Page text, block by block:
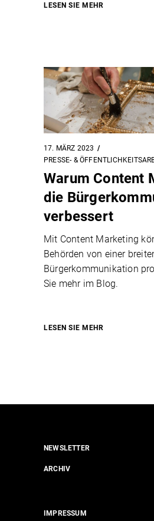
LESEN SIE MEHR
17. MÄRZ 2023
PRESSE- &
Warum Content
die
verbessert
Mit Content Marketing
Behörden von einer
Bürgerkommunikation
Sie mehr im Blog.
LESEN SIE MEHR
NEWSLETTER
ARCHIV
IMPRESSUM